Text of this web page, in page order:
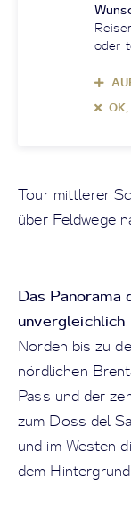
oder
Tour mittlerer
über Feldwege
Das Panorama
unvergleichlich
Norden bis zu
nördlichen
Pass und der
zum Doss del
und im Westen
dem